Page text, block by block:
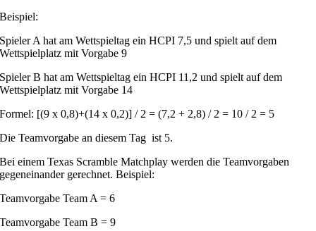
Beispiel:
Spieler A hat am Wettspieltag ein HCPI 7,5 und spielt auf dem
Wettspielplatz mit Vorgabe 9
Spieler B hat am Wettspieltag ein HCPI 11,2 und spielt auf dem
Wettspielplatz mit Vorgabe 14
Formel: [(9 x 0,8)+(14 x 0,2)] / 2 = (7,2 + 2,8) / 2 = 10 / 2 = 5
Die Teamvorgabe an diesem Tag ist 5.
Bei einem Texas Scramble Matchplay werden die Teamvorgaben
gegeneinander gerechnet. Beispiel:
Teamvorgabe Team A = 6
Teamvorgabe Team B = 9